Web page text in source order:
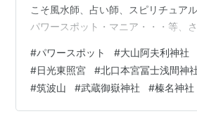
こそ風水師、占い師、スピリチュア
パワースポット・マニア・・・等、
定義をもっていて、その定義は「与
を、精一杯生きていく上で、そのエ
る場所」というもの。具体的には、
キーンという痛みがくる場所」を指
#パワースポット #大山阿夫利神社
#日光東照宮 #北口本宮冨士浅間神
#筑波山 #武蔵御嶽神社 #榛名神社